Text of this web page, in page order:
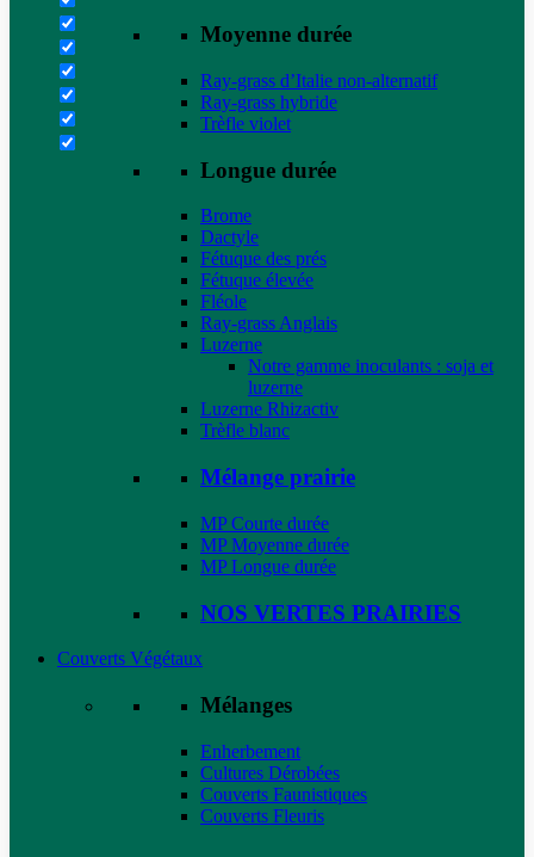
Moyenne durée
Ray-grass d’Italie non-alternatif
Ray-grass hybride
Trèfle violet
Longue durée
Brome
Dactyle
Fétuque des prés
Fétuque élevée
Fléole
Ray-grass Anglais
Luzerne
Notre gamme inoculants : soja et
luzerne
Luzerne Rhizactiv
Trèfle blanc
Mélange prairie
MP Courte durée
MP Moyenne durée
MP Longue durée
NOS VERTES PRAIRIES
Couverts Végétaux
Mélanges
Enherbement
Cultures Dérobées
Couverts Faunistiques
Couverts Fleuris